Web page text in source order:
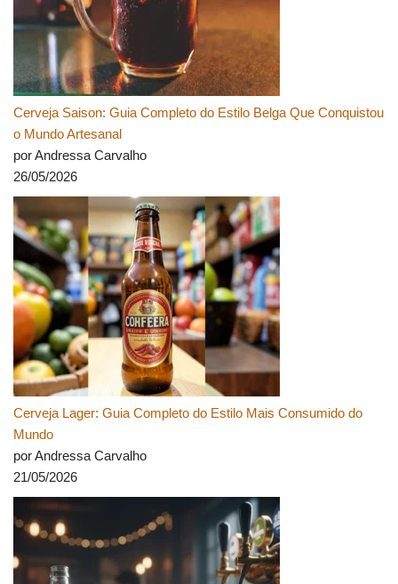
Cerveja Saison: Guia Completo do Estilo Belga Que Conquistou
o Mundo Artesanal
por Andressa Carvalho
26/05/2026
Cerveja Lager: Guia Completo do Estilo Mais Consumido do
Mundo
por Andressa Carvalho
21/05/2026